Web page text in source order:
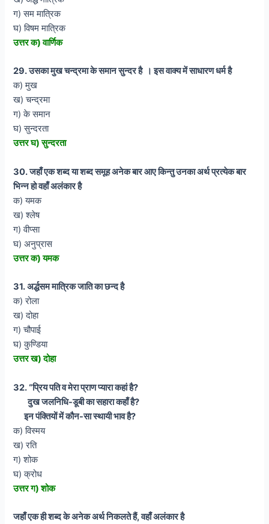
ग) सम मात्रिक
घ) विषम मात्रिक
उत्तर क) वार्णिक
29. उसका मुख चन्द्रमा के समान सुन्दर है । इस वाक्य में साधारण धर्म है
क) मुख
ख) चन्द्रमा
ग) के समान
घ) सुन्दरता
उत्तर घ) सुन्दरता
30. जहाँ एक शब्द या शब्द समूह अनेक बार आए किन्तु उनका अर्थ प्रत्येक बार
भिन्न हो वहाँ अलंकार है
क) यमक
ख) श्लेष
ग) वीप्सा
घ) अनुप्रास
उत्तर क) यमक
31. अर्द्धसम मात्रिक जाति का छन्द है
क) रोला
ख) दोहा
ग) चौपाई
घ) कुण्डिया
उत्तर ख) दोहा
32. “प्रिय पति व मेरा प्राण प्यारा कहां है?
दुख जलनिधि-डूबी का सहारा कहाँ है?
इन पंक्तियों में कौन-सा स्थायी भाव है?
क) विस्मय
ख) रति
ग) शोक
घ) क्रोध
उत्तर ग) शोक
जहाँ एक ही शब्द के अनेक अर्थ निकलते हैं, वहाँ अलंकार है